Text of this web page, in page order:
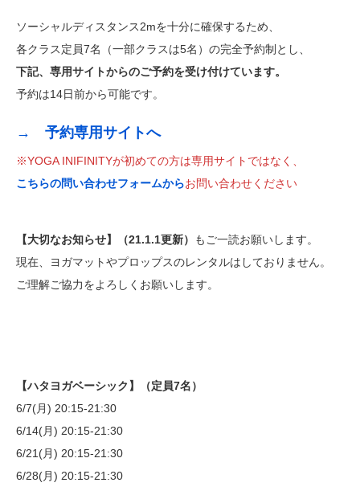
ソーシャルディスタンス2mを十分に確保するため、
各クラス定員7名（一部クラスは5名）の完全予約制とし、
下記、専用サイトからのご予約を受け付けています。
予約は14日前から可能です。
→ 予約専用サイトへ
※YOGA INIFINITYが初めての方は専用サイトではなく、
こちらの問い合わせフォームからお問い合わせください
【大切なお知らせ】（21.1.1更新）
もご一読お願いします。
現在、ヨガマットやプロップスのレンタルはしておりません。
ご理解ご協力をよろしくお願いします。
【ハタヨガベーシック】（定員7名）
6/7(月) 20:15-21:30
6/14(月) 20:15-21:30
6/21(月) 20:15-21:30
6/28(月) 20:15-21:30